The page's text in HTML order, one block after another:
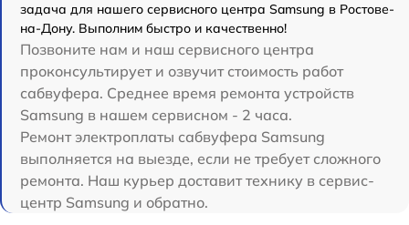
задача для нашего сервисного центра Samsung в Ростове-
на-Дону. Выполним быстро и качественно!
Позвоните нам и наш сервисного центра
проконсультирует и озвучит стоимость работ
сабвуфера. Среднее время ремонта устройств
Samsung в нашем сервисном - 2 часа.
Ремонт электроплаты сабвуфера Samsung
выполняется на выезде, если не требует сложного
ремонта. Наш курьер доставит технику в сервис-
центр Samsung и обратно.